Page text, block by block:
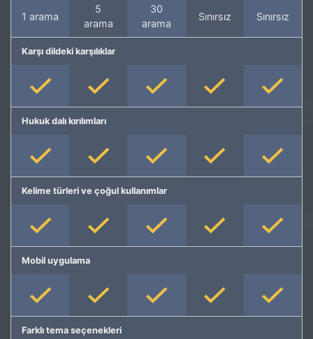
1 arama
5
arama
30
arama
Sınırsız Sınırsız
Karşı dildeki karşılıklar
Hukuk dalı kırılımları
Kelime türleri ve çoğul kullanımlar
Mobil uygulama
Farklı tema seçenekleri